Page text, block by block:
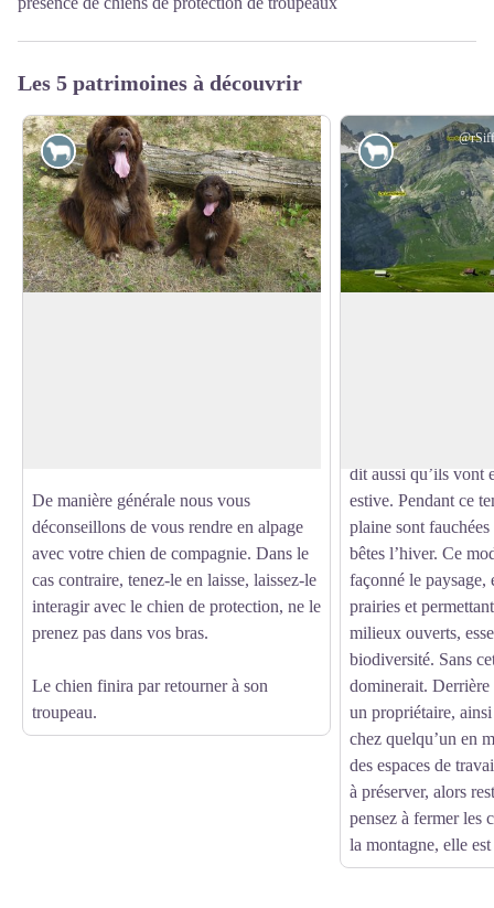
Les 5 patrimoines à découvrir
Pastoralisme
De manière générale nous vous
déconseillons de vous rendre en alpage
avec votre chien de compagnie. Dans le
cas contraire, tenez-le en laisse, laissez-le
interagir avec le chien de protection, ne le
prenez pas dans vos bras.
Le chien finira par retourner à son
troupeau.
Pastoralisme
dit aussi qu’ils vont
estive. Pendant ce
plaine sont
bêtes l’hiver. Ce
façonné le paysage,
prairies et
milieux ouverts,
biodiversité. Sans
dominerait.
un propriétaire,
chez quelqu’un en
des espaces de
à préserver, alors
pensez à fermer les
la montagne, elle